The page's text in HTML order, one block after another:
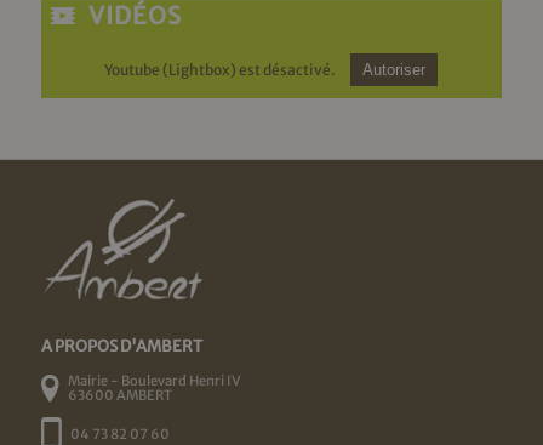
VIDÉOS
Youtube (Lightbox) est désactivé. Autoriser
A PROPOS D'AMBERT
Mairie - Boulevard Henri IV
63600 AMBERT
04 73 82 07 60